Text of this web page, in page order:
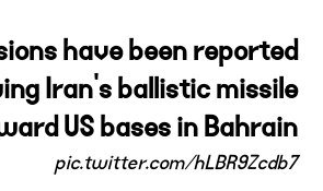
have been reported
Iran’s ballistic missile
US bases in Bahrain
pic.twitter.com/hLBR9Zcdb7